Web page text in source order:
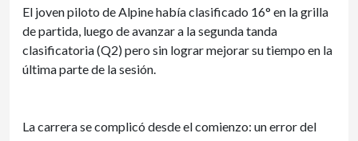
El joven piloto de Alpine había clasificado 16° en la grilla
de partida, luego de avanzar a la segunda tanda
clasificatoria (Q2) pero sin lograr mejorar su tiempo en la
última parte de la sesión.
La carrera se complicó desde el comienzo: un error del